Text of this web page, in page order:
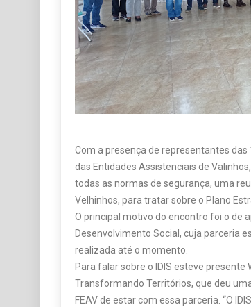
Com a presença de representantes
das Entidades Assistenciais de
todas as normas de segurança, uma
Velhinhos, para tratar sobre o Plano
O principal motivo do encontro foi o de
Desenvolvimento Social, cuja parceria
realizada até o momento.
Para falar sobre o IDIS esteve presente
Transformando Territórios, que deu
FEAV de estar com essa parceria. “O